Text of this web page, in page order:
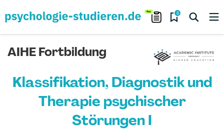
0
AIHE Fortbildung
Klassifikation, Diagnostik und
Therapie psychischer
Störungen I